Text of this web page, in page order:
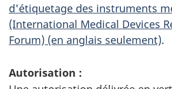
d'étiquetage des instruments
(International Medical Devices
Forum) (en anglais seulement).
Autorisation :